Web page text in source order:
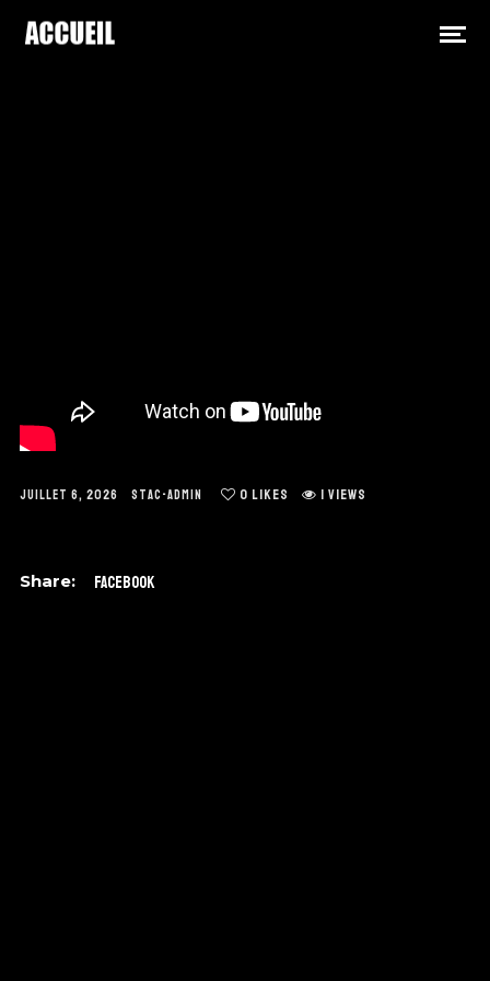
juillet 6, 2026 stac-admin 0 likes 1 views
Facebook